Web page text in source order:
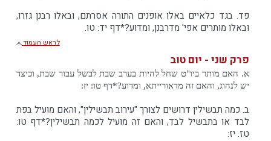
פד. בגד כלאיים באלו אופנים התורה אסרתם, ובאלו רבנן גזרו,
ובאלו מותרים אפי' מדרבנן, ומדוע?*דף יד: טו.
לראש העמוד
פרק שני - יום טוב
א. האם מותר ביו"ט שחל להיות בערב שבת לבשל עבור שבת, וכיצד
יש לנהוג, והאם זה מדאורייתא, ומדוע?*דף טו: יז:
ב. כמה תבשילין דרושים לצורך "עירוב תבשילין", והאם מועיל בפת
לבד או בתבשיל לבד, והאם זה מועיל לכמה תבשילין?*דף טו:
טז. יז: